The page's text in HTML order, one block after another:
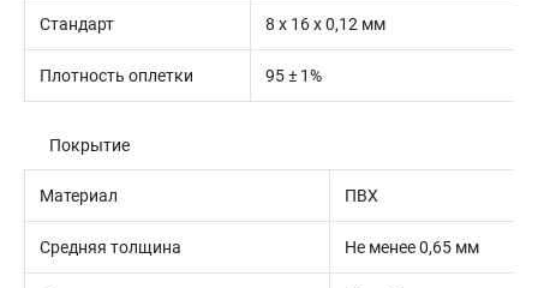
Стандарт 8 х 16 х 0,12 мм
Плотность оплетки 95 ± 1%
Покрытие
Материал ПВХ
Средняя толщина Не менее 0,65 мм